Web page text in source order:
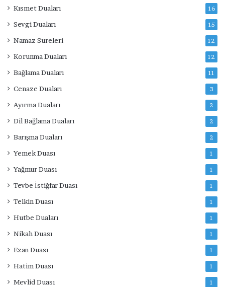
Kısmet Duaları 16
Sevgi Duaları 15
Namaz Sureleri 12
Korunma Duaları 12
Bağlama Duaları 11
Cenaze Duaları 3
Ayırma Duaları 2
Dil Bağlama Duaları 2
Barışma Duaları 2
Yemek Duası 1
Yağmur Duası 1
Tevbe İstiğfar Duası 1
Telkin Duası 1
Hutbe Duaları 1
Nikah Duası 1
Ezan Duası 1
Hatim Duası 1
Mevlid Duası 1